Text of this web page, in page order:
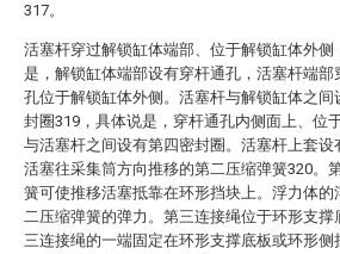
317。
活塞杆穿过解锁缸体端部、位于解锁缸体外侧
是，解锁缸体端部设有穿杆通孔，活塞杆端部
孔位于解锁缸体外侧。活塞杆与解锁缸体之间
封圈319，具体说是，穿杆通孔内侧面上、位
与活塞杆之间设有第四密封圈。活塞杆上套设
活塞往采集筒方向推移的第二压缩弹簧320。
簧可使推移活塞抵靠在环形挡块上。浮力体的
二压缩弹簧的弹力。第三连接绳位于环形支撑
三连接绳的一端固定在环形支撑底板或环形侧